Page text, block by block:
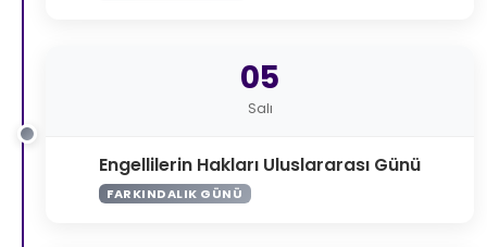
05
Salı
Engellilerin Hakları Uluslararası Günü
FARKINDALIK GÜNÜ